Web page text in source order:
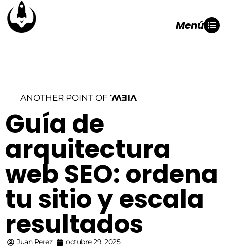
Menú
ANOTHER POINT OF VIEW.
Guía de
arquitectura
web SEO: ordena
tu sitio y escala
resultados
Juan Perez octubre 29, 2025